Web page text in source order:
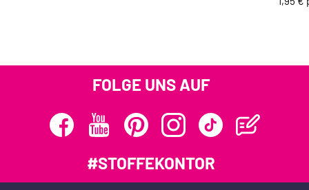
FOLGE UNS AUF
#STOFFEKONTOR